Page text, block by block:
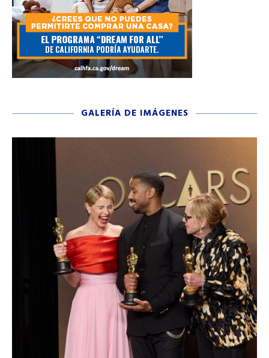
GALERÍA DE IMÁGENES